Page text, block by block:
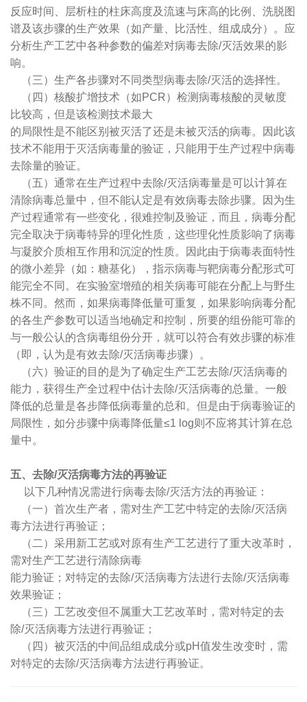
反应时间、层析柱的柱床高度及流速与床高的比例、洗脱图
谱及该步骤的生产效果（如产量、比活性、组成成分）。应
分析生产工艺中各种参数的偏差对病毒去除/灭活效果的影
响。
（三）生产各步骤对不同类型病毒去除/灭活的选择性。
（四）核酸扩增技术（如PCR）检测病毒核酸的灵敏度
比较高，但是该检测技术最大
的局限性是不能区别被灭活了还是未被灭活的病毒。因此该
技术不能用于灭活病毒量的验证，只能用于生产过程中病毒
去除量的验证。
（五）通常在生产过程中去除/灭活病毒量是可以计算在
清除病毒总量中，但不能认定是有效病毒去除步骤。因为生
产过程通常有一些变化，很难控制及验证，而且，病毒分配
完全取决于病毒特异的理化性质，这些理化性质影响了病毒
与凝胶介质相互作用和沉淀的性质。因此由于病毒表面特性
的微小差异（如：糖基化），指示病毒与靶病毒分配形式可
能完全不同。在实验室增殖的相关病毒可能在分配上与野生
株不同。然而，如果病毒降低量可重复，如果影响病毒分配
的各生产参数可以适当地确定和控制，所要的组份能可靠的
与一般公认的含病毒组份分开，就可以符合有效步骤的标准
（即，认为是有效去除/灭活病毒步骤）。
（六）验证的目的是为了确定生产工艺去除/灭活病毒的
能力，获得生产全过程中估计去除/灭活病毒的总量。一般
降低的总量是各步降低病毒量的总和。但是由于病毒验证的
局限性，如分步骤中病毒降低量≤1 log则不应将其计算在总
量中。
五、去除/灭活病毒方法的再验证
以下几种情况需进行病毒去除/灭活方法的再验证：
（一）首次生产者，需对生产工艺中特定的去除/灭活病
毒方法进行再验证；
（二）采用新工艺或对原有生产工艺进行了重大改革时，
需对生产工艺进行清除病毒
能力验证；对特定的去除/灭活病毒方法进行去除/灭活病毒
效果验证；
（三）工艺改变但不属重大工艺改革时，需对特定的去
除/灭活病毒方法进行再验证；
（四）被灭活的中间品组成成分或pH值发生改变时，需
对特定的去除/灭活病毒方法进行再验证。